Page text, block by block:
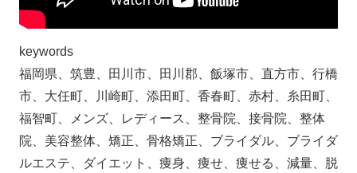
keywords
福岡県、筑豊、田川市、田川郡、飯塚市、直方市、行橋
市、大任町、川崎町、添田町、香春町、赤村、糸田町、
福智町、メンズ、レディース、整骨院、接骨院、整体
院、美容整体、矯正、骨格矯正、ブライダル、ブライダ
ルエステ、ダイエット、痩身、痩せ、痩せる、減量、脱